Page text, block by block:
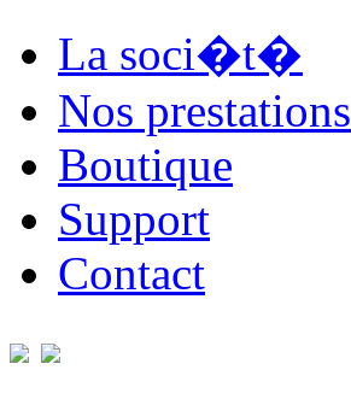
La soci�t�
Nos prestations
Boutique
Support
Contact